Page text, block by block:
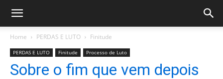
Home PERDAS E LUTO Finitude
PERDAS E LUTO Finitude Processo de Luto
Sobre o fim que vem depois